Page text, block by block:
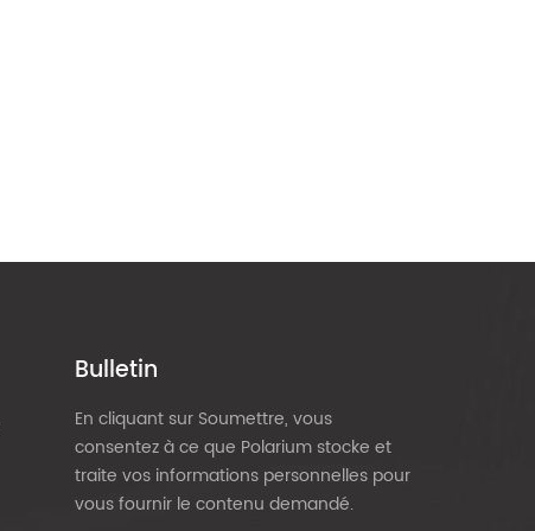
Bulletin
En cliquant sur Soumettre, vous
consentez à ce que Polarium stocke et
traite vos informations personnelles pour
vous fournir le contenu demandé.